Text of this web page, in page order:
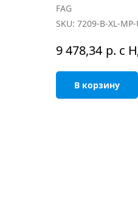
FAG
SKU: 7209-B-XL-
9 478,34 р. с
В корзину